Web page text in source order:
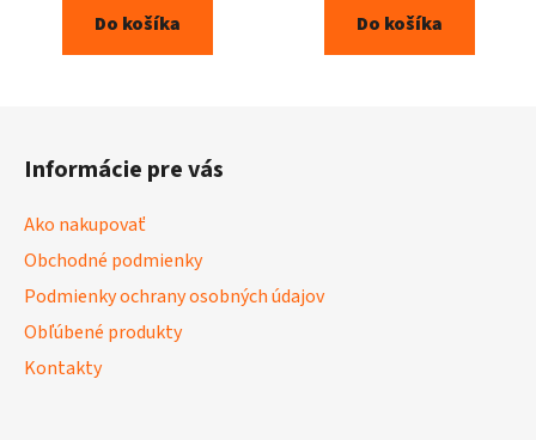
Do košíka Do košíka
Informácie pre vás
Ako nakupovať
Obchodné podmienky
Podmienky ochrany osobných údajov
Obľúbené produkty
Kontakty